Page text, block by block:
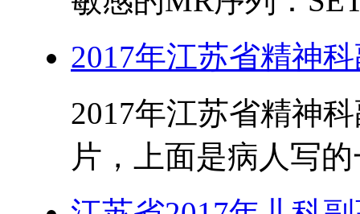
2017年江苏省精神
2017年江苏省精神
片，上面是病人写